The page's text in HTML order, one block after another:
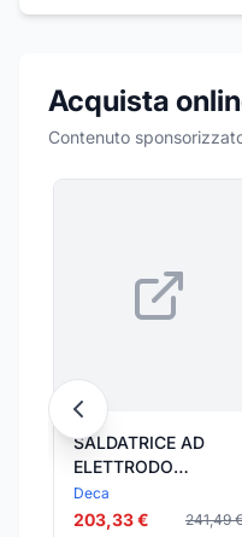
Acquista
Contenuto
SALDATRICE AD
ELETTRODO
Deca
203,33 € 241,49